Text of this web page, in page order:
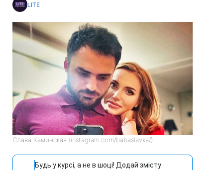
LITE
Слава Каминская (instagram.com/babaslavka/)
Будь у курсі, а не в шоці! Додай змісту